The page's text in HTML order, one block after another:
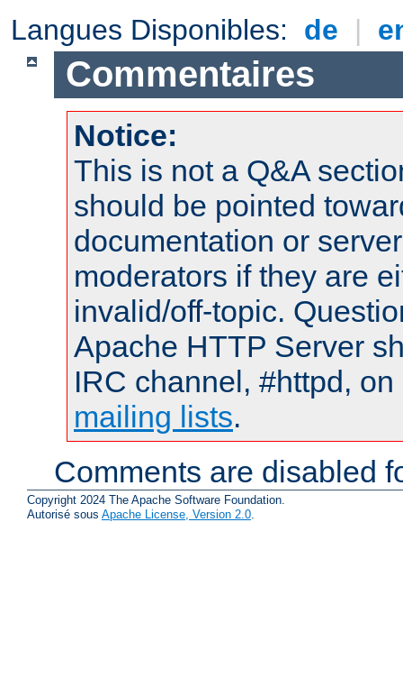
Langues Disponibles: de |
Commentaires
Notice:
This is not a Q&A
should be pointed
documentation or
moderators if they are
invalid/off-topic.
Apache HTTP Server
IRC channel, #httpd,
mailing lists.
Comments are disabled
Copyright 2024 The Apache Software Foundation.
Autorisé sous Apache License, Version 2.0